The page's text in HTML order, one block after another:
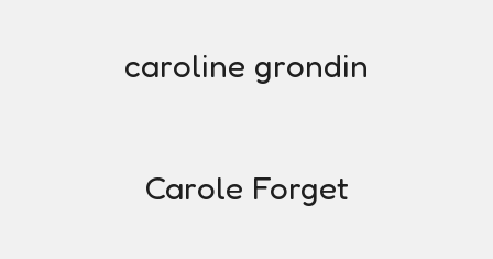
caroline grondin
Carole Forget